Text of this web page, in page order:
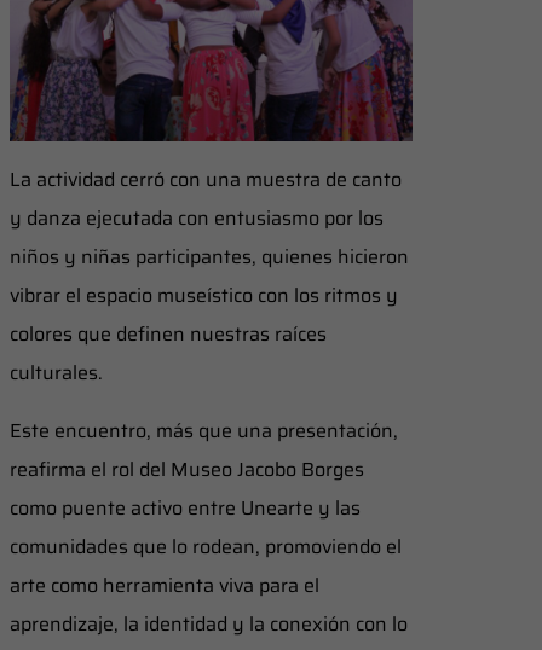
La actividad cerró con una muestra de canto
y danza ejecutada con entusiasmo por los
niños y niñas participantes, quienes hicieron
vibrar el espacio museístico con los ritmos y
colores que definen nuestras raíces
culturales.
Este encuentro, más que una presentación,
reafirma el rol del Museo Jacobo Borges
como puente activo entre Unearte y las
comunidades que lo rodean, promoviendo el
arte como herramienta viva para el
aprendizaje, la identidad y la conexión con lo